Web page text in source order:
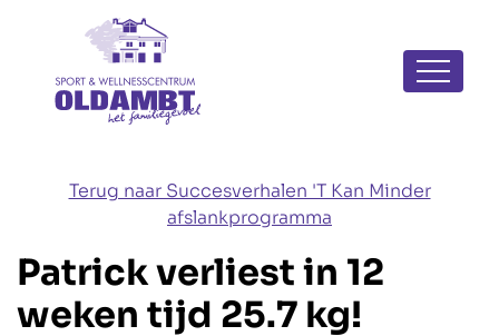
Navigatie
Terug naar Succesverhalen 'T Kan Minder
afslankprogramma
Patrick verliest in 12
weken tijd 25.7 kg!